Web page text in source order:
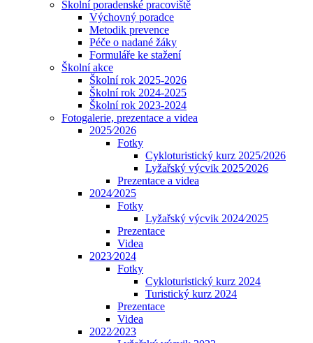
Školní poradenské pracoviště
Výchovný poradce
Metodik prevence
Péče o nadané žáky
Formuláře ke stažení
Školní akce
Školní rok 2025-2026
Školní rok 2024-2025
Školní rok 2023-2024
Fotogalerie, prezentace a videa
2025⁄2026
Fotky
Cykloturistický kurz 2025/2026
Lyžařský výcvik 2025⁄2026
Prezentace a videa
2024⁄2025
Fotky
Lyžařský výcvik 2024⁄2025
Prezentace
Videa
2023⁄2024
Fotky
Cykloturistický kurz 2024
Turistický kurz 2024
Prezentace
Videa
2022⁄2023